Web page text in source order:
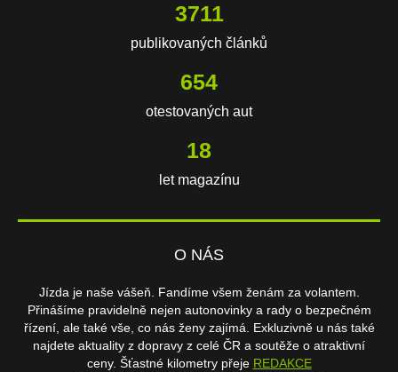
3711
publikovaných článků
654
otestovaných aut
18
let magazínu
O NÁS
Jízda je naše vášeň. Fandíme všem ženám za volantem.
Přinášíme pravidelně nejen autonovinky a rady o bezpečném
řízení, ale také vše, co nás ženy zajímá. Exkluzivně u nás také
najdete aktuality z dopravy z celé ČR a soutěže o atraktivní
ceny. Šťastné kilometry přeje REDAKCE